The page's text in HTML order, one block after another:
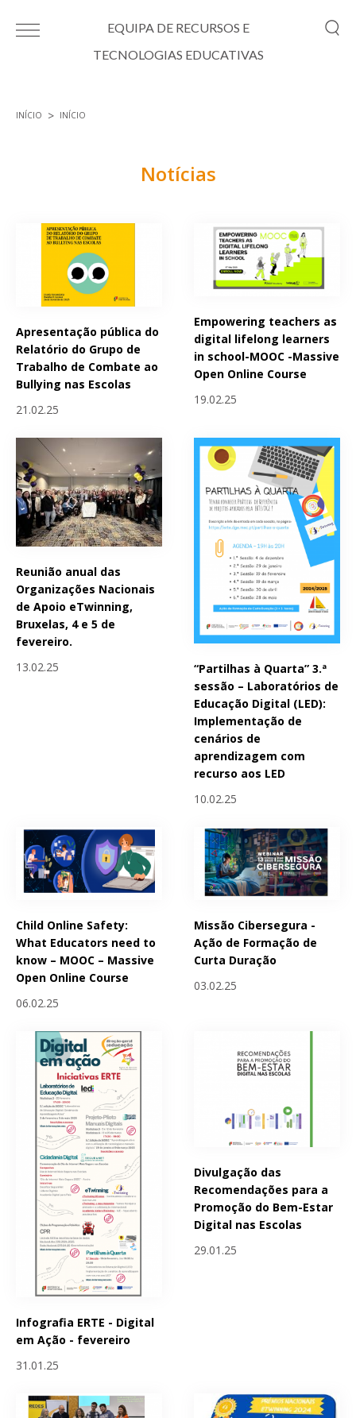
EQUIPA DE RECURSOS E
TECNOLOGIAS EDUCATIVAS
INÍCIO INÍCIO
Notícias
Apresentação pública do
Relatório do Grupo de
Trabalho de Combate ao
Bullying nas Escolas
21.02.25
Empowering teachers as
digital lifelong learners
in school-MOOC -Massive
Open Online Course
19.02.25
Reunião anual das
Organizações Nacionais
de Apoio eTwinning,
Bruxelas, 4 e 5 de
fevereiro.
13.02.25
“Partilhas à Quarta” 3.ª
sessão – Laboratórios de
Educação Digital (LED):
Implementação de
cenários de
aprendizagem com
recurso aos LED
10.02.25
Child Online Safety:
What Educators need to
know – MOOC – Massive
Open Online Course
06.02.25
Missão Cibersegura -
Ação de Formação de
Curta Duração
03.02.25
Infografia ERTE - Digital
em Ação - fevereiro
31.01.25
Divulgação das
Recomendações para a
Promoção do Bem-Estar
Digital nas Escolas
29.01.25
Páginas